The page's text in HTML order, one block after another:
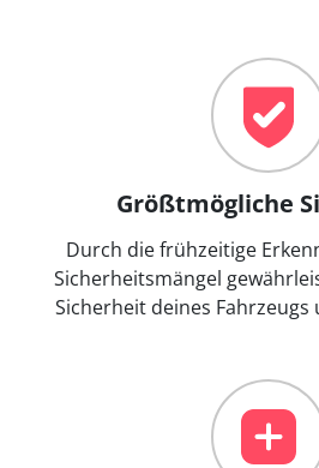
Größtmögliche
Durch die frühzeitige
Sicherheitsmängel
Sicherheit deines Fahrzeugs